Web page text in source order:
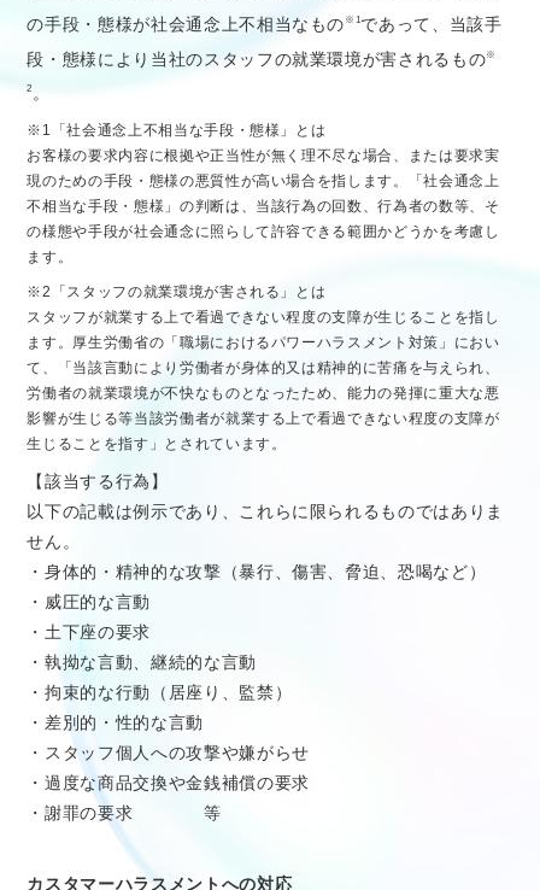
の手段・態様が社会通念上不相当なもの ※1であって、当該手
段・態様により当社のスタッフの就業環境が害されるもの※
2 。
※1「社会通念上不相当な手段・態様」とは
お客様の要求内容に根拠や正当性が無く理不尽な場合、または要求実
現のための手段・態様の悪質性が高い場合を指します。「社会通念上
不相当な手段・態様」の判断は、当該行為の回数、行為者の数等、そ
の様態や手段が社会通念に照らして許容できる範囲かどうかを考慮し
ます。
※2「スタッフの就業環境が害される」とは
スタッフが就業する上で看過できない程度の支障が生じることを指し
ます。厚生労働省の「職場におけるパワーハラスメント対策」におい
て、「当該言動により労働者が身体的又は精神的に苦痛を与えられ、
労働者の就業環境が不快なものとなったため、能力の発揮に重大な悪
影響が生じる等当該労働者が就業する上で看過できない程度の支障が
生じることを指す」とされています。
【該当する行為】
以下の記載は例示であり、これらに限られるものではありま
せん。
・身体的・精神的な攻撃（暴行、傷害、脅迫、恐喝など）
・威圧的な言動
・土下座の要求
・執拗な言動、継続的な言動
・拘束的な行動（居座り、監禁）
・差別的・性的な言動
・スタッフ個人への攻撃や嫌がらせ
・過度な商品交換や金銭補償の要求
・謝罪の要求 等
カスタマーハラスメントへの対応